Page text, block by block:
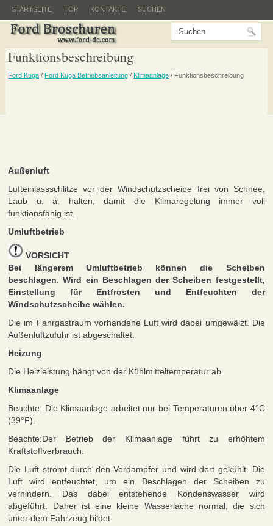
STARTSEITE TOP KONTAKTE SUCHEN
Funktionsbeschreibung
Ford Kuga / Ford Kuga Betriebsanleitung / Klimaanlage / Funktionsbeschreibung
Außenluft
Lufteinlassschlitze vor der Windschutzscheibe frei von Schnee,
Laub u. ä. halten, damit die Klimaregelung immer voll
funktionsfähig ist.
Umluftbetrieb
VORSICHT
Bei längerem Umluftbetrieb können die Scheiben
beschlagen. Wird ein Beschlagen der Scheiben festgestellt,
Einstellung für Entfrosten und Entfeuchten der
Windschutzscheibe wählen.
Die im Fahrgastraum vorhandene Luft wird dabei umgewälzt. Die
Außenluftzufuhr ist abgeschaltet.
Heizung
Die Heizleistung hängt von der Kühlmitteltemperatur ab.
Klimaanlage
Beachte: Die Klimaanlage arbeitet nur bei Temperaturen über 4°C
(39°F).
Beachte:Der Betrieb der Klimaanlage führt zu erhöhtem
Kraftstoffverbrauch.
Die Luft strömt durch den Verdampfer und wird dort gekühlt. Die
Luft wird entfeuchtet, um ein Beschlagen der Scheiben zu
verhindern. Das dabei entstehende Kondenswasser wird
abgeführt. Daher ist eine kleine Wasserlache normal, die sich
unter dem Fahrzeug bildet.